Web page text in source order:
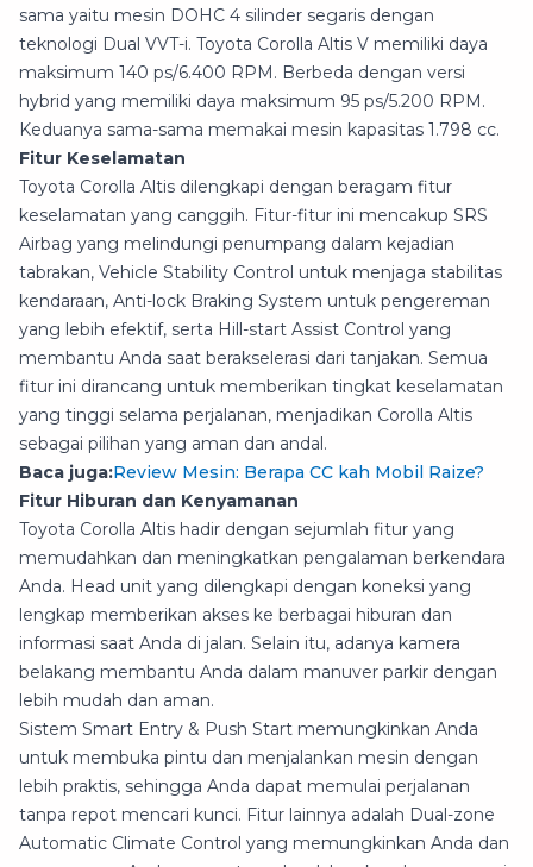
sama yaitu mesin DOHC 4 silinder segaris dengan
teknologi Dual VVT-i. Toyota Corolla Altis V memiliki daya
maksimum 140 ps/6.400 RPM. Berbeda dengan versi
hybrid yang memiliki daya maksimum 95 ps/5.200 RPM.
Keduanya sama-sama memakai mesin kapasitas 1.798 cc.
Fitur Keselamatan
Toyota Corolla Altis dilengkapi dengan beragam fitur
keselamatan yang canggih. Fitur-fitur ini mencakup SRS
Airbag yang melindungi penumpang dalam kejadian
tabrakan, Vehicle Stability Control untuk menjaga stabilitas
kendaraan, Anti-lock Braking System untuk pengereman
yang lebih efektif, serta Hill-start Assist Control yang
membantu Anda saat berakselerasi dari tanjakan. Semua
fitur ini dirancang untuk memberikan tingkat keselamatan
yang tinggi selama perjalanan, menjadikan Corolla Altis
sebagai pilihan yang aman dan andal.
Baca juga:Review Mesin: Berapa CC kah Mobil Raize?
Fitur Hiburan dan Kenyamanan
Toyota Corolla Altis hadir dengan sejumlah fitur yang
memudahkan dan meningkatkan pengalaman berkendara
Anda. Head unit yang dilengkapi dengan koneksi yang
lengkap memberikan akses ke berbagai hiburan dan
informasi saat Anda di jalan. Selain itu, adanya kamera
belakang membantu Anda dalam manuver parkir dengan
lebih mudah dan aman.
Sistem Smart Entry & Push Start memungkinkan Anda
untuk membuka pintu dan menjalankan mesin dengan
lebih praktis, sehingga Anda dapat memulai perjalanan
tanpa repot mencari kunci. Fitur lainnya adalah Dual-zone
Automatic Climate Control yang memungkinkan Anda dan